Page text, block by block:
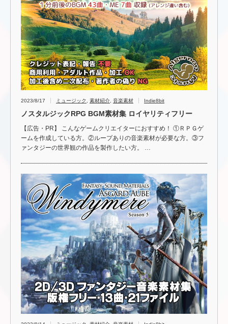
2023/8/17 ミュージック 素材紹介 音楽素材 Indie8bit
ノスタルジックRPG BGM素材集 ロイヤリティフリー
【広告・PR】 こんなゲームクリエイターにおすすめ！ ①ＲＰＧゲ
ームを作成している方。②ループありの音楽素材が必要な方。③フ
ァンタジーの世界観の作品を製作したい方。 …